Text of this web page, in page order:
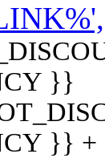
}}
}}